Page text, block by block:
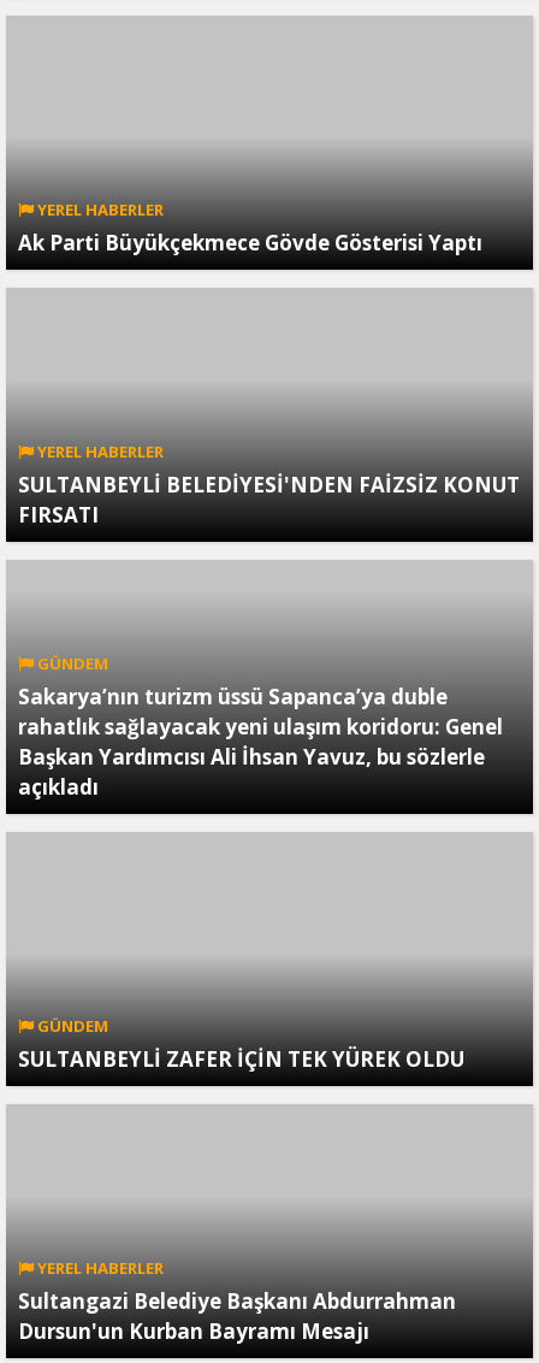
YEREL HABERLER
Ak Parti Büyükçekmece Gövde Gösterisi Yaptı
YEREL HABERLER
SULTANBEYLİ BELEDİYESİ'NDEN FAİZSİZ KONUT
FIRSATI
GÜNDEM
Sakarya’nın turizm üssü Sapanca’ya duble
rahatlık sağlayacak yeni ulaşım koridoru: Genel
Başkan Yardımcısı Ali İhsan Yavuz, bu sözlerle
açıkladı
GÜNDEM
SULTANBEYLİ ZAFER İÇİN TEK YÜREK OLDU
YEREL HABERLER
Sultangazi Belediye Başkanı Abdurrahman
Dursun'un Kurban Bayramı Mesajı